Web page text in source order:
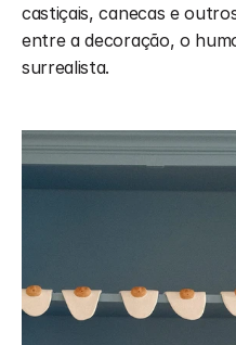
castiçais, canecas e
entre a decoração, o
surrealista.